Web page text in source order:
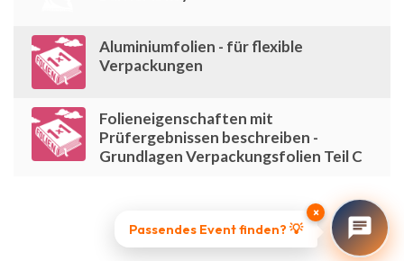
Aluminiumfolien - für flexible
Verpackungen
Folieneigenschaften mit
Prüfergebnissen beschreiben -
Grundlagen Verpackungsfolien Teil C
×
Passendes Event finden? 💡